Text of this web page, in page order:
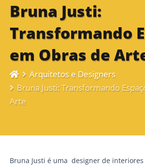
Bruna Justi:
Transformando
em Obras de
Arquitetos e Designers
Bruna Justi: Transformando
Arte
Bruna Justi é uma designer de